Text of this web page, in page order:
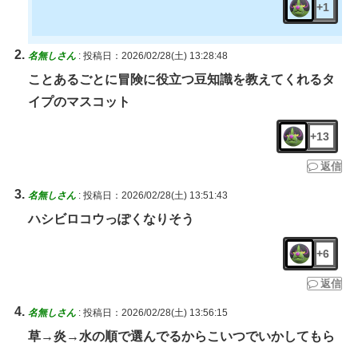
+1
名無しさん : 投稿日：2026/02/28(土) 13:28:48
ことあるごとに冒険に役立つ豆知識を教えてくれるタ
イプのマスコット
+13
返信
名無しさん : 投稿日：2026/02/28(土) 13:51:43
ハシビロコウっぽくなりそう
+6
返信
名無しさん : 投稿日：2026/02/28(土) 13:56:15
草→炎→水の順で選んでるからこいつでいかしてもら